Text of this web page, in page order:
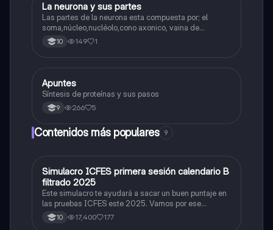
Biologia
La neurona y sus partes
Las partes de la neurona esta compuesta por; el
soma,núcleo,nucléolo,cono axonico, vaina de
mielina,celula schwan,núcleo de schwann,nódulo de
Ranvier,terminal axonico Arborizacion terminal, botón
10 149 1
Biologia
Apuntes
Síntesis de proteínas y sus pasos
9 266 5
Contenidos más populares 9
ICFES: Matemáticas
Simulacro ICFES primera sesión calendario B
filtrado 2025
Este simulacro te ayudará a sacar un buen puntaje en
las pruebas ICFES este 2025. Vamos por ese
500/500. Y poder ser admitido en la universidad que
quieras, estudiar la carrera que quieres y no la que te
10 17,400 177